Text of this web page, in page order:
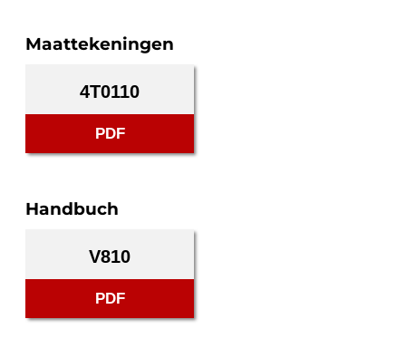
Maattekeningen
4T0110
PDF
Handbuch
V810
PDF